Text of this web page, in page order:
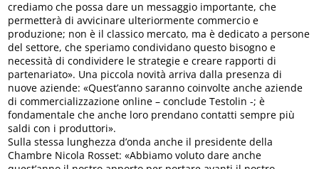
crediamo che possa dare un messaggio importante, che
permetterà di avvicinare ulteriormente commercio e
produzione; non è il classico mercato, ma è dedicato a persone
del settore, che speriamo condividano questo bisogno e
necessità di condividere le strategie e creare rapporti di
partenariato». Una piccola novità arriva dalla presenza di
nuove aziende: «Quest’anno saranno coinvolte anche aziende
di commercializzazione online – conclude Testolin -; è
fondamentale che anche loro prendano contatti sempre più
saldi con i produttori».
Sulla stessa lunghezza d’onda anche il presidente della
Chambre Nicola Rosset: «Abbiamo voluto dare anche